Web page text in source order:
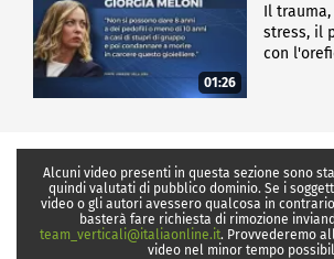
01:26
Il
stress, il
con
Alcuni video presenti in questa sezione sono
quindi valutati di pubblico dominio. Se i
video o gli autori avessero qualcosa in
basterà fare richiesta di rimozione
team_verticali@italiaonline.it. Provvederemo
video nel minor tempo